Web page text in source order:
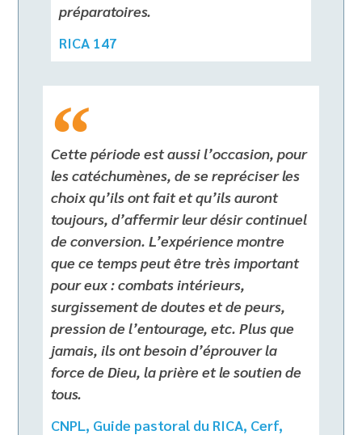
préparatoires.
RICA 147
Cette période est aussi l’occasion, pour
les catéchumènes, de se repréciser les
choix qu’ils ont fait et qu’ils auront
toujours, d’affermir leur désir continuel
de conversion. L’expérience montre
que ce temps peut être très important
pour eux : combats intérieurs,
surgissement de doutes et de peurs,
pression de l’entourage, etc. Plus que
jamais, ils ont besoin d’éprouver la
force de Dieu, la prière et le soutien de
tous.
CNPL, Guide pastoral du RICA, Cerf,